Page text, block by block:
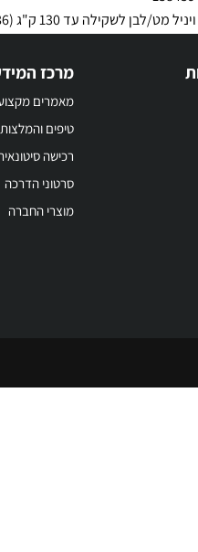
לשקילה עד 130 ק"ג (286 ליברה) תצוגת מידות שקילה ק"ג/ליברה
מרכז
מאמרים
טיפים והמלצות
רכישה
סרטוני הדרכה
מוצרי החברה